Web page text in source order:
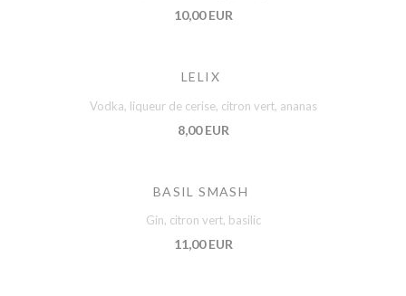
10,00 EUR
LELIX
Vodka, liqueur de cerise, citron vert, ananas
8,00 EUR
BASIL SMASH
Gin, citron vert, basilic
11,00 EUR